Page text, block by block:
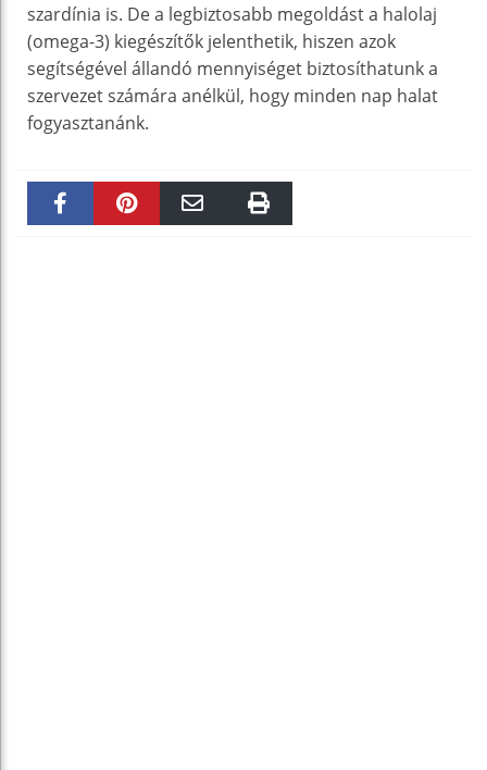
szardínia is. De a legbiztosabb megoldást a halolaj
(omega-3) kiegészítők jelenthetik, hiszen azok
segítségével állandó mennyiséget biztosíthatunk a
szervezet számára anélkül, hogy minden nap halat
fogyasztanánk.